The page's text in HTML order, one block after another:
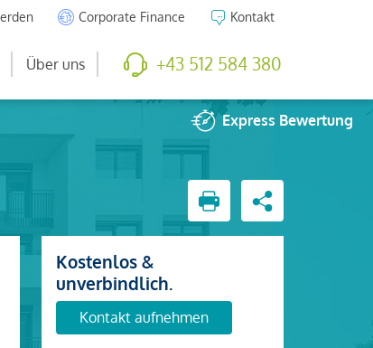
Corporate Finance Kontakt
Über uns +43 512 584 380
Express Bewertung
Kostenlos &
unverbindlich.
Kontakt aufnehmen